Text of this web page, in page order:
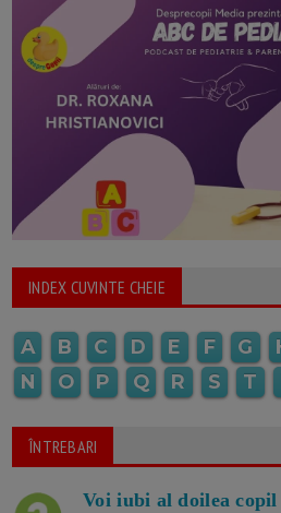
INDEX CUVINTE CHEIE
A B C D E F G
N
O P Q R S T
ÎNTREBARI
Voi iubi al doilea